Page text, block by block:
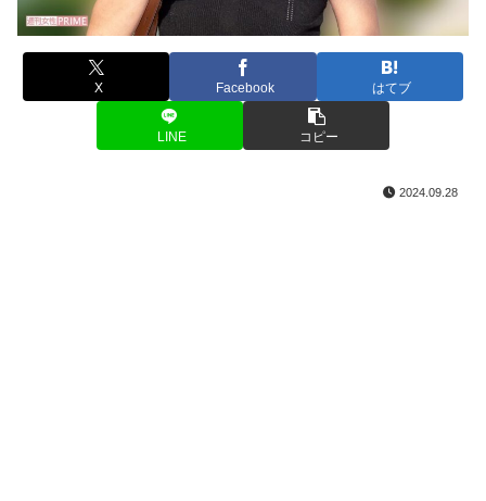
X Facebook はてブ
LINE コピー
2024.09.28